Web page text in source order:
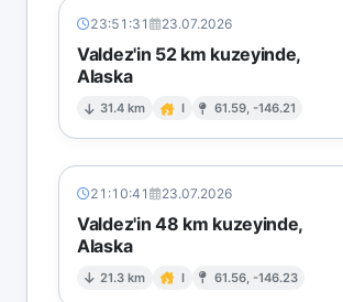
23:51:31 23.07.2026
Valdez'in 52 km kuzeyinde,
Alaska
31.4 km I 61.59, -146.21
21:10:41 23.07.2026
Valdez'in 48 km kuzeyinde,
Alaska
21.3 km I 61.56, -146.23